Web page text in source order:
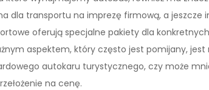
dla transportu na imprezę firmową, a jeszcze
oferują specjalne pakiety dla
aspektem, który często jest pomijany, jest
autokaru turystycznego, czy może
na cenę.